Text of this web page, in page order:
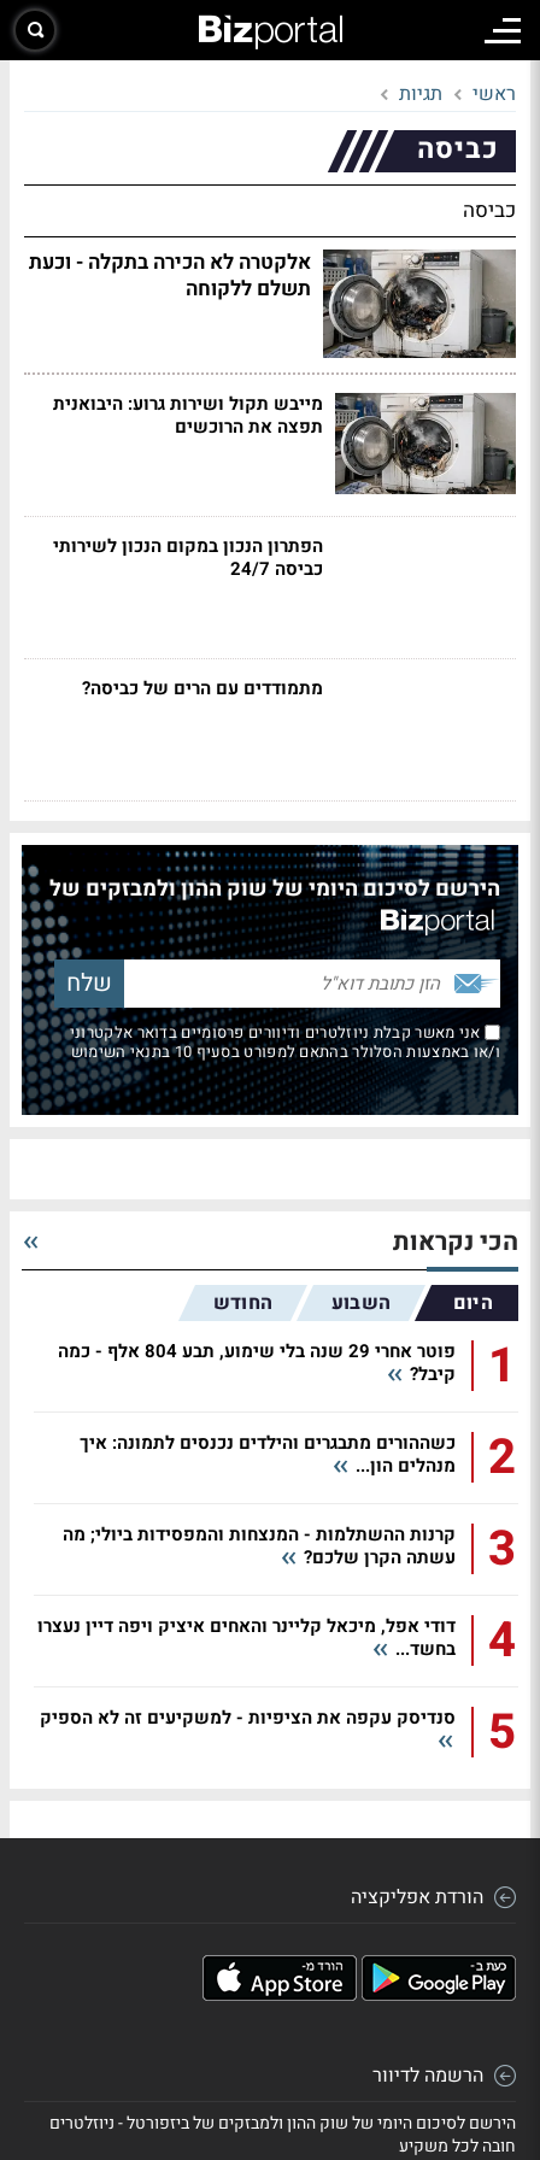
ראשי תגיות
כביסה
כביסה
אלקטרה לא הכירה בתקלה - וכעת
תשלם ללקוחה
מייבש תקול ושירות גרוע: היבואנית
תפצה את הרוכשים
הפתרון הנכון במקום הנכון לשירותי
כביסה 24/7
מתמודדים עם הרים של כביסה?
הירשם לסיכום היומי של שוק ההון ולמבזקים של
אני מאשר קבלת ניוזלטרים ודיוורים פרסומיים בדואר אלקטרוני
ו/או באמצעות הסלולר בהתאם למפורט בסעיף 10 בתנאי השימוש
הכי נקראות
היום השבוע החודש
1
פוטר אחרי 29 שנה בלי שימוע, תבע 804 אלף - כמה
קיבל?
2
כשההורים מתבגרים והילדים נכנסים לתמונה: איך
מנהלים הון...
3
קרנות ההשתלמות - המנצחות והמפסידות ביולי; מה
עשתה הקרן שלכם?
4
דודי אפל, מיכאל קליינר והאחים איציק ויפה דיין נעצרו
בחשד...
5 סנדיסק עקפה את הציפיות - למשקיעים זה לא הספיק
הורדת אפליקציה
הרשמה לדיוור
הירשם לסיכום היומי של שוק ההון ולמבזקים של ביזפורטל - ניוזלטרים
חובה לכל משקיע